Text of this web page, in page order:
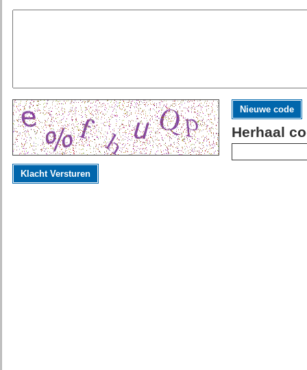
Nieuwe code
Herhaal
Klacht Versturen